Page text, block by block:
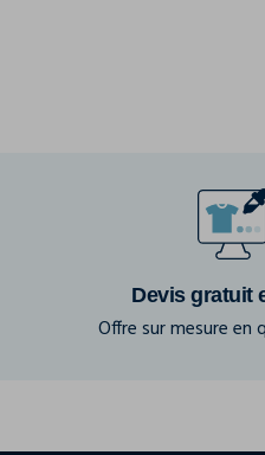
Devis gratuit
Offre sur mesure en